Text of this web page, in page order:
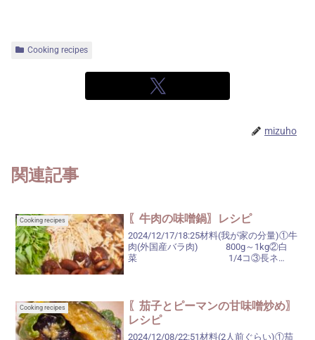
Cooking recipes
mizuho
関連記事
Cooking recipes 〖牛肉の味噌鍋〗レシピ
2024/12/17/18:25材料(我が家の分量)①牛
肉(外国産バラ肉) 800g～1kg②白
菜 1/4コ③長ネ
じ ...
Cooking recipes
〖茄子とピーマンの甘味噌炒め〗
レシピ
2024/12/08/22:51材料(2人前ぐらい)①茄